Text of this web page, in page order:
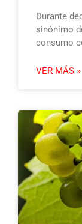
Durante
sinónimo
consumo
VER MÁS »